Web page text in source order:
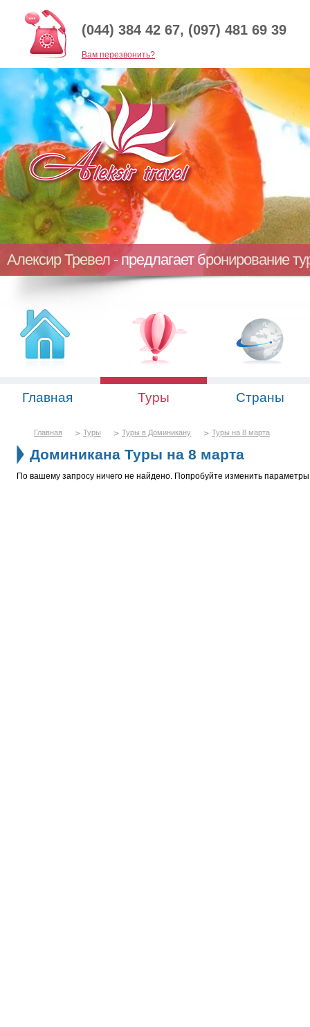
(044) 384 42 67, (097) 481 69 39
Baм перезвонить?
Алексир Тревел - предлагает бронирование
Главная Туры Страны
Главная Туры Туры в Доминикану Туры на 8 марта
Доминикана Туры на 8 марта
По вашему запросу ничего не найдено. Попробуйте изменить